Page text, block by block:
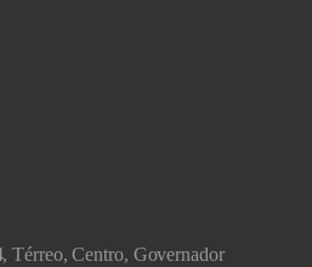
Térreo, Centro, Governador